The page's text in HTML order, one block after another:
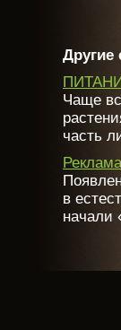
Другие
Чаще
часть
Реклама
в
начали